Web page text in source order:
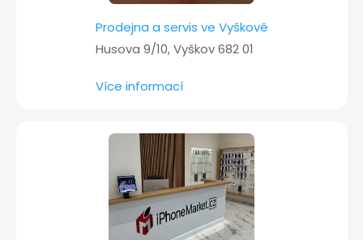
Prodejna a servis ve Vyškově
Husova 9/10, Vyškov 682 01
Více informací